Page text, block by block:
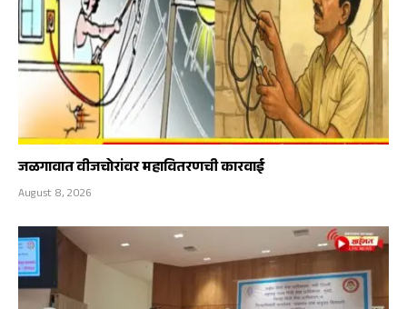
जळगावात वीजचोरांवर महावितरणची कारवाई
August 8, 2026